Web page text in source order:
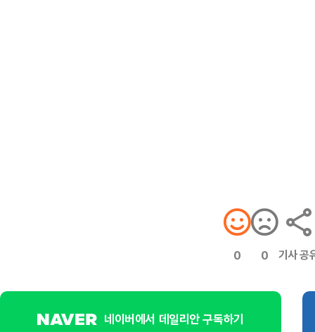
0 0 기사 공
네이버에서 데일리안 구독하기